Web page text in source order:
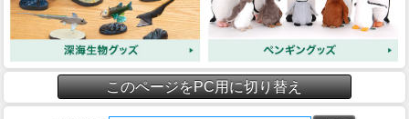
このページをPC用に切り替え